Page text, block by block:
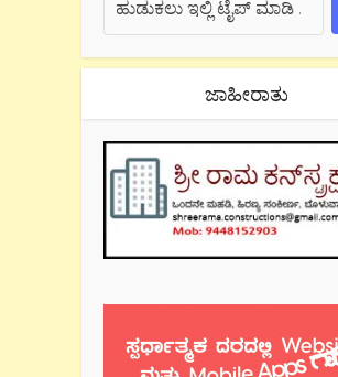
ಜಾಹೀರಾತು